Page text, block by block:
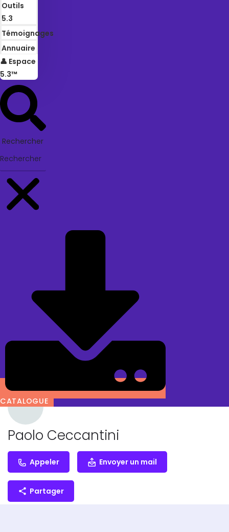
Outils
5.3
Témoignages
Annuaire
👤 Espace
5.3™
Rechercher
CATALOGUE
Paolo Ceccantini
Appeler Envoyer un mail
Partager